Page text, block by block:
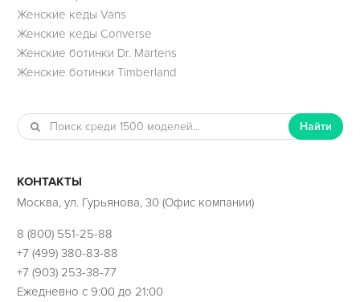
Женские кеды Vans
Женские кеды Converse
Женские ботинки Dr. Martens
Женские ботинки Timberland
Найти
КОНТАКТЫ
Москва, ул. Гурьянова, 30 (Офис компании)
8 (800) 551-25-88
+7 (499) 380-83-88
+7 (903) 253-38-77
Ежедневно с 9:00 до 21:00